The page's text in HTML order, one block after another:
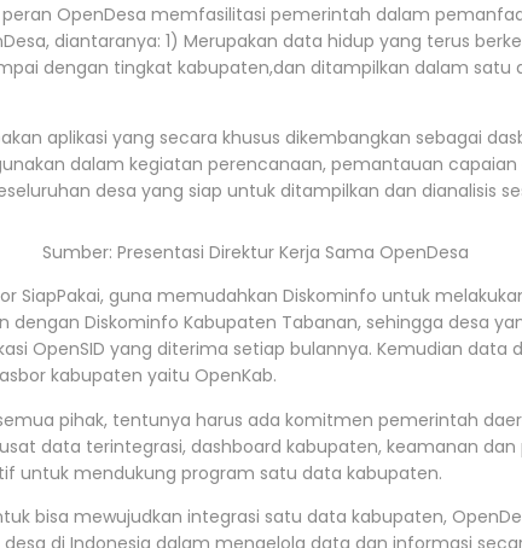
OpenDesa memfasilitasi pemerintah dalam
diantaranya: 1) Merupakan data hidup yang terus
dengan tingkat kabupaten,dan ditampilkan dalam satu
aplikasi yang secara khusus dikembangkan sebagai
dalam kegiatan perencanaan, pemantauan
desa yang siap untuk ditampilkan dan dianalisis
Sumber: Presentasi Direktur Kerja Sama OpenDesa
SiapPakai, guna memudahkan Diskominfo untuk
dengan Diskominfo Kabupaten Tabanan, sehingga desa
OpenSID yang diterima setiap bulannya. Kemudian data
kabupaten yaitu OpenKab.
pihak, tentunya harus ada komitmen pemerintah
data terintegrasi, dashboard kabupaten, keamanan
untuk mendukung program satu data kabupaten.
bisa mewujudkan integrasi satu data kabupaten,
di Indonesia dalam mengelola data dan informasi